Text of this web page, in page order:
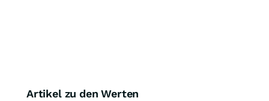
Artikel zu den Werten